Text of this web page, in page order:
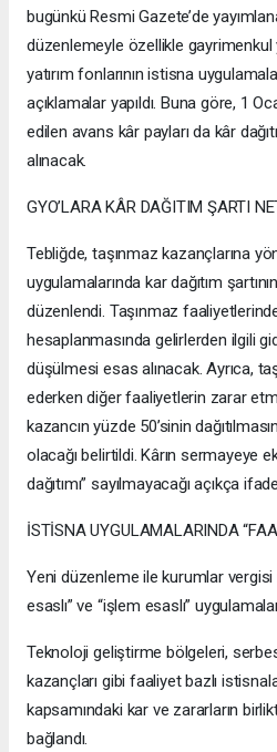
bugünkü Resmi Gazete’de
düzenlemeyle özellikle gayrimenkul
yatırım fonlarının istisna
açıklamalar yapıldı. Buna göre, 1
edilen avans kâr payları da kâr
alınacak.
GYO’LARA KÂR DAĞITIM ŞARTI
Tebliğde, taşınmaz kazançlarına
uygulamalarında kar dağıtım
düzenlendi. Taşınmaz
hesaplanmasında gelirlerden ilgili
düşülmesi esas alınacak. Ayrıca,
ederken diğer faaliyetlerin zarar
kazancın yüzde 50’sinin
olacağı belirtildi. Kârın sermayeye
dağıtımı” sayılmayacağı açıkça
İSTİSNA UYGULAMALARINDA
Yeni düzenleme ile kurumlar vergisi
esaslı” ve “işlem esaslı”
Teknoloji geliştirme bölgeleri,
kazançları gibi faaliyet bazlı
kapsamındaki kar ve zararların
bağlandı.